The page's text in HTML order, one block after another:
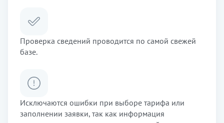
Проверка сведений проводится по самой свежей
базе.
Исключаются ошибки при выборе тарифа или
заполнении заявки, так как информация